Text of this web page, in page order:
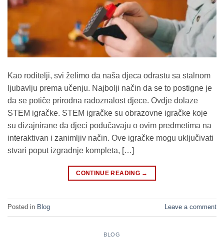
Kao roditelji, svi želimo da naša djeca odrastu sa stalnom
ljubavlju prema učenju. Najbolji način da se to postigne je
da se potiče prirodna radoznalost djece. Ovdje dolaze
STEM igračke. STEM igračke su obrazovne igračke koje
su dizajnirane da djeci podučavaju o ovim predmetima na
interaktivan i zanimljiv način. Ove igračke mogu uključivati ​​
stvari poput izgradnje kompleta, […]
CONTINUE READING →
Posted in Blog Leave a comment
BLOG